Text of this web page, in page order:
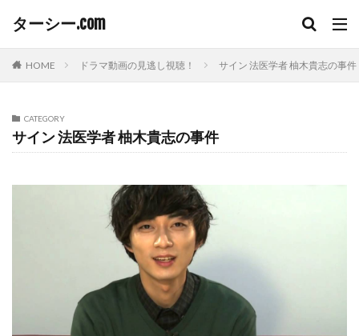
ターシー.com
HOME ドラマ動画の見逃し視聴！ サイン 法医学者 柚木貴志の事件
CATEGORY
サイン 法医学者 柚木貴志の事件